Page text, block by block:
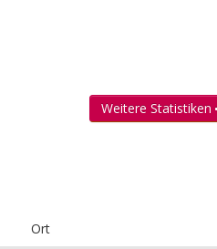
Weitere Statistiken
Ort